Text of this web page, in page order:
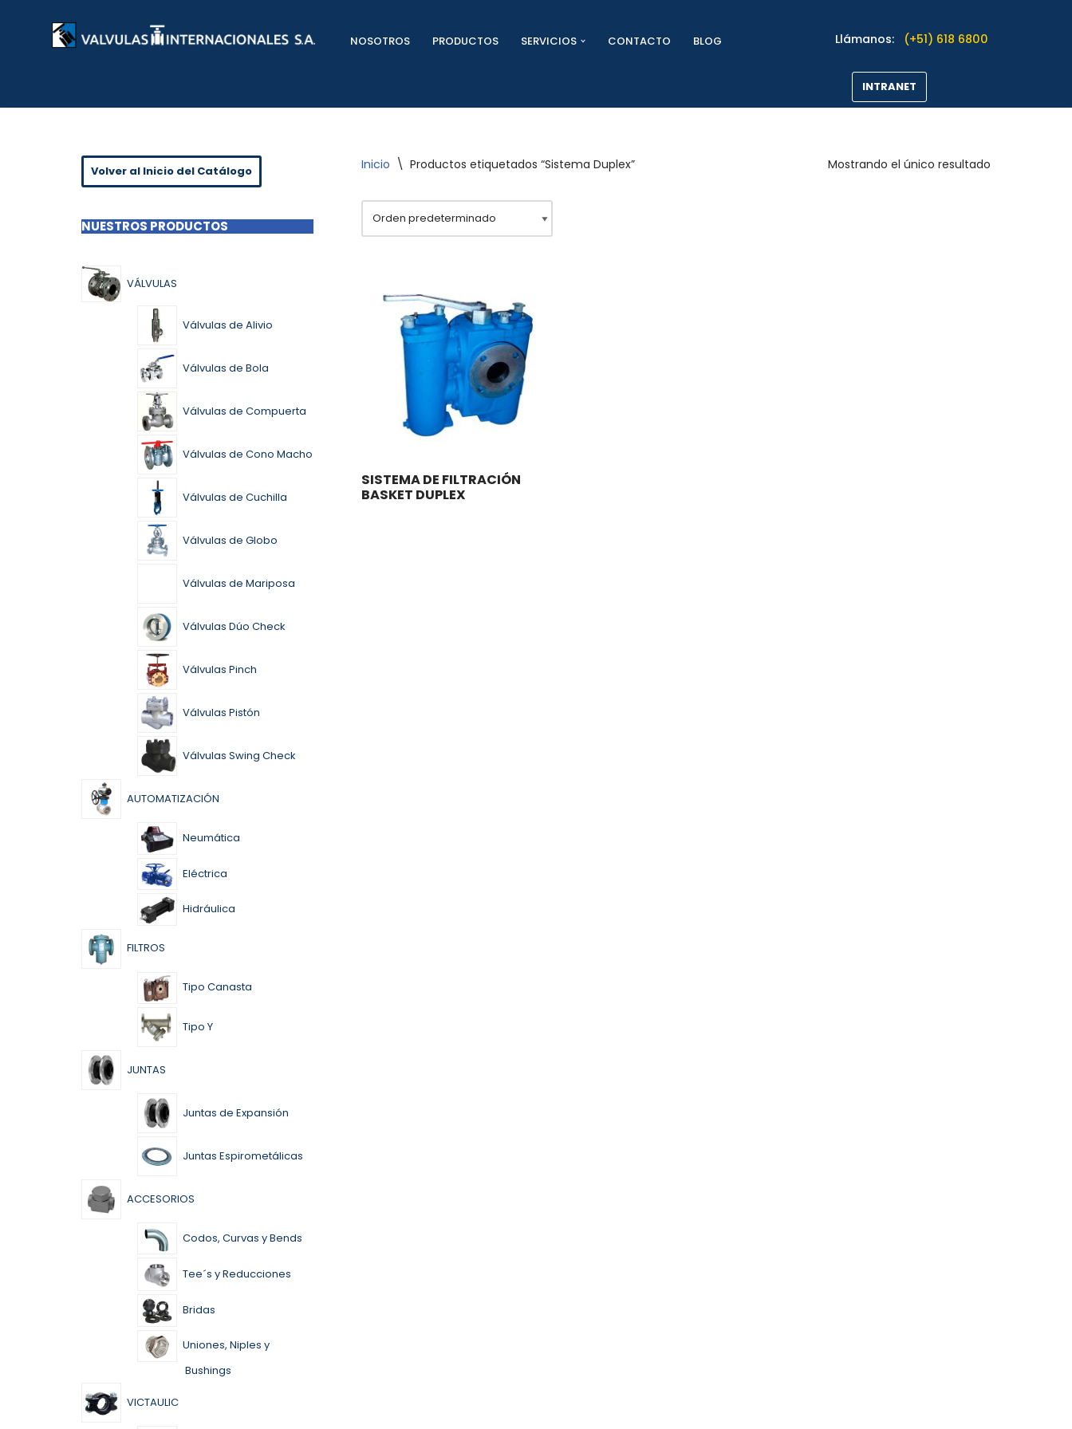
NOSOTROS PRODUCTOS SERVICIOS CONTACTO BLOG Llámanos: (+51) 618 6800
INTRANET
Volver al Inicio del Catálogo
NUESTROS PRODUCTOS
VÁLVULAS
Válvulas de Alivio
Válvulas de Bola
Válvulas de Compuerta
Válvulas de Cono Macho
Válvulas de Cuchilla
Válvulas de Globo
Válvulas de Mariposa
Válvulas Dúo Check
Válvulas Pinch
Válvulas Pistón
Válvulas Swing Check
AUTOMATIZACIÓN
Neumática
Eléctrica
Hidráulica
FILTROS
Tipo Canasta
Tipo Y
JUNTAS
Juntas de Expansión
Juntas Espirometálicas
ACCESORIOS
Codos, Curvas y Bends
Tee´s y Reducciones
Bridas
Uniones, Niples y
Bushings
VICTAULIC
Inicio \ Productos etiquetados “Sistema Duplex” Mostrando el único resultado
SISTEMA DE FILTRACIÓN
BASKET DUPLEX